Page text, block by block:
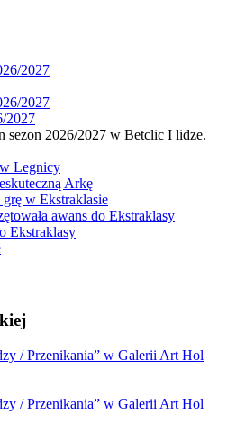
2027
sezon 2026/2027 w Betclic I lidze.
Legnicy
Arkę
w Ekstraklasie
awans do Ekstraklasy
Ekstraklasy